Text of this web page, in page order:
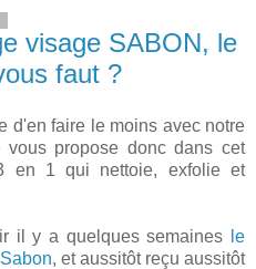
visage SABON, le
faut ?
d'en faire le moins avec notre
propose donc dans cet
en 1 qui nettoie, exfolie et
il y a quelques semaines
le
, et aussitôt reçu aussitôt